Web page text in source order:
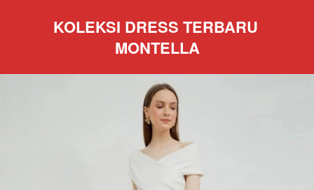
KOLEKSI DRESS TERBARU
MONTELLA